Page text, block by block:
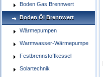
Boden Gas Brennwert
Boden Öl Brennwert
Wärmepumpen
Warmwasser-Wärmepumpe
Festbrennstoffkessel
Solartechnik